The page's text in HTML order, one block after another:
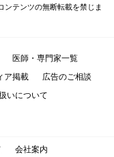
ンテンツの無断転載を禁じま
医師・専門家一覧
ア掲載
広告のご相談
いについて
会社案内